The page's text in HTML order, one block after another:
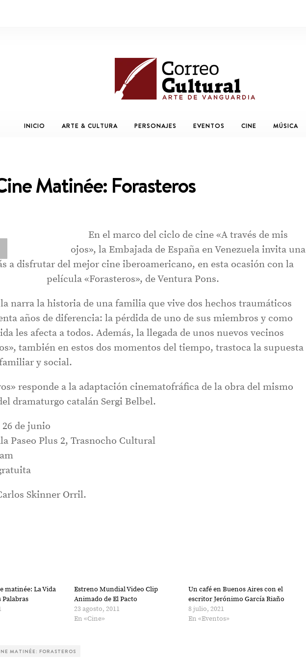
INICIO ARTE & CULTURA PERSONAJES EVENTOS CINE MÚSICA
Matinée: Forasteros
En el marco del ciclo de cine «A través de mis
ojos», la Embajada de España en Venezuela invita una
a disfrutar del mejor cine iberoamericano, en esta ocasión con la
película «Forasteros», de Ventura Pons.
narra la historia de una familia que vive dos hechos traumáticos
años de diferencia: la pérdida de uno de sus miembros y como
les afecta a todos. Además, la llegada de unos nuevos vecinos
también en estos dos momentos del tiempo, trastoca la supuesta
y social.
responde a la adaptación cinematofráfica de la obra del mismo
dramaturgo catalán Sergi Belbel.
de junio
Paseo Plus 2, Trasnocho Cultural
Skinner Orril.
matinée: La Vida
Palabras
Estreno Mundial Video Clip
Animado de El Pacto
23 agosto, 2011
En «Cine»
Un café en Buenos Aires con el
escritor Jerónimo García Riaño
8 julio, 2021
En «Eventos»
MATINÉE: FORASTEROS